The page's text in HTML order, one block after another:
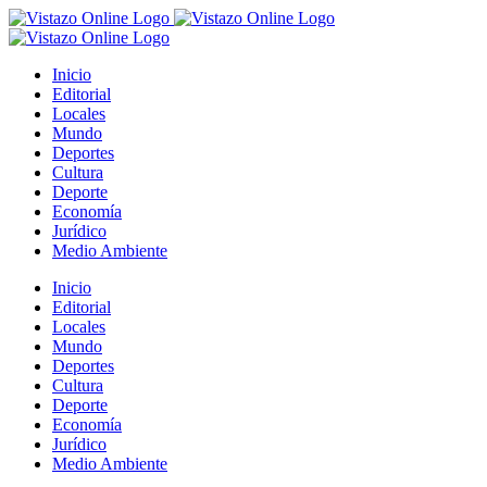
Saltar
al
Inicio
Editorial
Locales
Mundo
Deportes
Cultura
Deporte
Economía
Jurídico
Medio Ambiente
Inicio
Editorial
Locales
Mundo
Deportes
Cultura
Deporte
Economía
Jurídico
Medio Ambiente